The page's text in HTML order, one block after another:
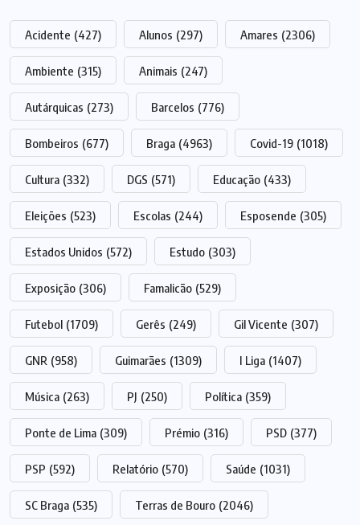
Acidente (427) Alunos (297) Amares (2306)
Ambiente (315) Animais (247)
Autárquicas (273) Barcelos (776)
Bombeiros (677) Braga (4963) Covid-19 (1018)
Cultura (332) DGS (571) Educação (433)
Eleições (523) Escolas (244) Esposende (305)
Estados Unidos (572) Estudo (303)
Exposição (306) Famalicão (529)
Futebol (1709) Gerês (249) Gil Vicente (307)
GNR (958) Guimarães (1309) I Liga (1407)
Música (263) PJ (250) Política (359)
Ponte de Lima (309) Prémio (316) PSD (377)
PSP (592) Relatório (570) Saúde (1031)
SC Braga (535) Terras de Bouro (2046)